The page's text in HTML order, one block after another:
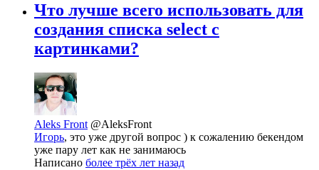
Что лучше всего использовать для
создания списка select с
картинками?
Aleks Front @AleksFront
Игорь, это уже другой вопрос ) к сожалению бекендом
уже пару лет как не занимаюсь
Написано более трёх лет назад